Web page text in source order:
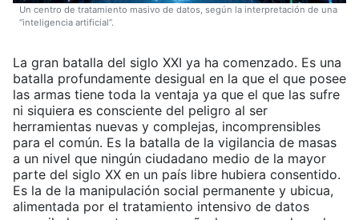
Un centro de tratamiento masivo de datos, según la interpretación de una
“inteligencia artificial”.
La gran batalla del siglo XXI ya ha comenzado. Es una
batalla profundamente desigual en la que el que posee
las armas tiene toda la ventaja ya que el que las sufre
ni siquiera es consciente del peligro al ser
herramientas nuevas y complejas, incomprensibles
para el común. Es la batalla de la vigilancia de masas
a un nivel que ningún ciudadano medio de la mayor
parte del siglo XX en un país libre hubiera consentido.
Es la de la manipulación social permanente y ubicua,
alimentada por el tratamiento intensivo de datos